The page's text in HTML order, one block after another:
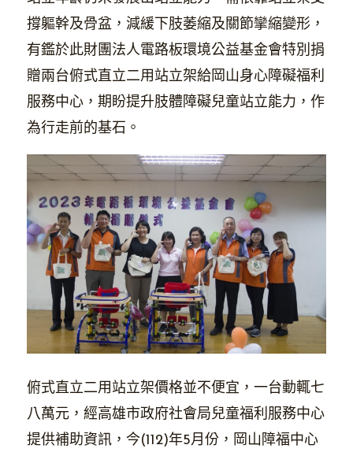
撐軀幹及骨盆，減緩下肢萎縮及關節攣縮變形，
有鑑於此財團法人電路板環境公益基金會特別捐
贈兩台俯式直立二用站立架給岡山身心障礙福利
服務中心，期盼提升肢體障礙兒童站立能力，作
為行走前的基石。
俯式直立二用站立架價格並不便宜，一台動輒七
八萬元，經高雄市政府社會局兒童福利服務中心
提供補助資訊，今(112)年5月份，岡山障福中心